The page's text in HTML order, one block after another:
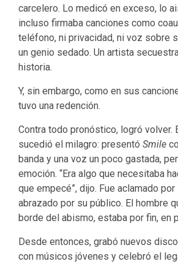
carcelero. Lo medicó en exceso, lo
incluso firmaba canciones como
teléfono, ni privacidad, ni voz sobre
un genio sedado. Un artista
historia.
Y, sin embargo, como en sus
tuvo una redención.
Contra todo pronóstico, logró volver.
sucedió el milagro: presentó Smile
banda y una voz un poco gastada,
emoción. “Era algo que necesitaba
que empecé”, dijo. Fue aclamado
abrazado por su público. El hombre
borde del abismo, estaba por fin, en
Desde entonces, grabó nuevos
con músicos jóvenes y celebró el